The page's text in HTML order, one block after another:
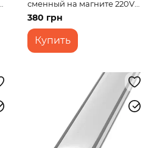
сменный на магните 220V
24W SMD 2835 CCT
WW+NW+CW IP20 (LW-
03/24)
380 грн
Купить